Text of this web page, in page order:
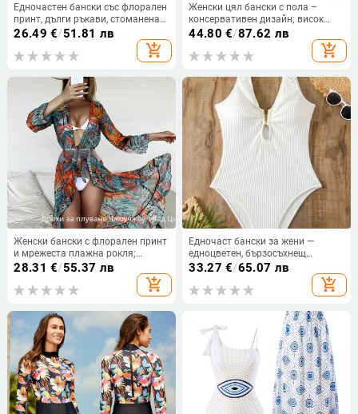
Едночастен бански със флорален
принт, дълги ръкави, стоманена
опора и без подплънки
26.49 €/51.81 лв
add_shopping_cart
Женски цял бански с пола –
консервативен дизайн; висок
еластичен материал; подплънки
за бюст без стоманена опора;
къс ръкав; плат: найлон и
със спандекс; подходящ за
плуване.
44.80 €/87.62 лв
add_shopping_cart
Женски бански с флорален принт
и мрежеста плажна рокля;
полиестер материя, 100%
полиестер, 230 г/м², подходящ за
плуване.
28.31 €/55.37 лв
add_shopping_cart
Едночаст бански за жени —
едноцветен, бързосъхнещ
консервативен стил; подплата за
външна материя: найлон,
33.27 €/65.07 лв
add_shopping_cart